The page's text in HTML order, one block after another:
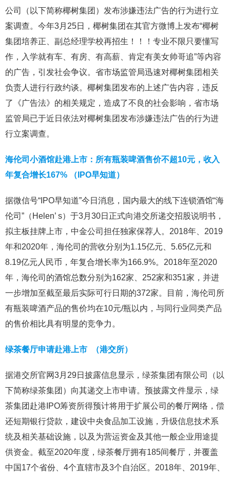
公司（以下简称椰树集团）发布涉嫌违法广告的行为进行立
案调查。今年3月25日，椰树集团在其官方微博上发布“椰树
集团培养正、副总经理学校再招生！！！专业不限只要懂写
作，入学就有车、有房、有高薪、肯定有美女帅哥追”等内容
的广告，引发社会争议。省市场监管局迅速对椰树集团相关
负责人进行行政约谈。椰树集团发布的上述广告内容，违反
了《广告法》的相关规定，造成了不良的社会影响，省市场
监管局已于近日依法对椰树集团发布涉嫌违法广告的行为进
行立案调查。
海伦司小酒馆赴港上市：所有瓶装啤酒售价不超10元，收入
年复合增长167% （IPO早知道）
据微信号“IPO早知道”今日消息，国内最大的线下连锁酒馆“海
伦司”（Helen’ s）于3月30日正式向港交所递交招股说明书，
拟主板挂牌上市，中金公司担任独家保荐人。2018年、2019
年和2020年，海伦司的营收分别为1.15亿元、5.65亿元和
8.19亿元人民币，年复合增长率为166.9%。2018年至2020
年，海伦司的酒馆总数分别为162家、252家和351家，并进
一步增加至截至最后实际可行日期的372家。目前，海伦司所
有瓶装啤酒产品的售价均在10元/瓶以内，与同行业同类产品
的售价相比具有明显的竞争力。
绿茶餐厅申请赴港上市 （港交所）
据港交所官网3月29日披露信息显示，绿茶集团有限公司（以
下简称绿茶集团）向其递交上市申请。预披露文件显示，绿
茶集团赴港IPO筹资所得预计将用于扩展公司的餐厅网络，偿
还短期银行贷款，建设中央食品加工设施，升级信息技术系
统及相关基础设施，以及为营运资金及其他一般企业用途提
供资金。截至2020年度，绿茶餐厅拥有185间餐厅，并覆盖
中国17个省份、4个直辖市及3个自治区。2018年、2019年、